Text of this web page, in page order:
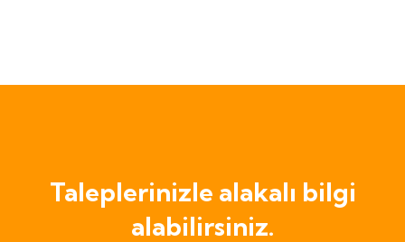
Taleplerinizle alakalı bilgi
alabilirsiniz.